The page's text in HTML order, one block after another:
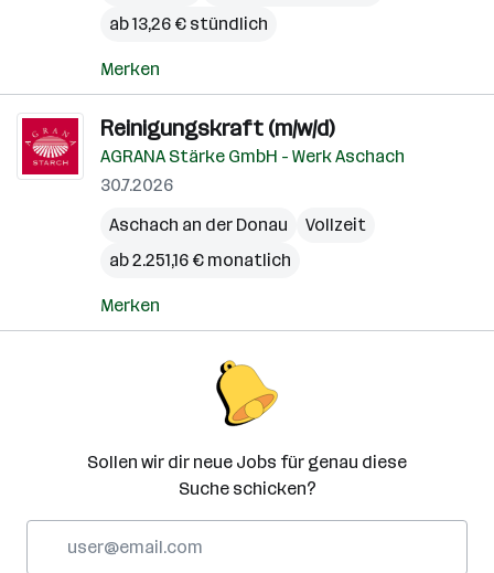
ab 13,26 € stündlich
Merken
Reinigungskraft (m/w/d)
AGRANA Stärke GmbH - Werk Aschach
30.7.2026
Aschach an der Donau
Vollzeit
ab 2.251,16 € monatlich
Merken
Sollen wir dir neue Jobs für genau diese
Suche schicken?